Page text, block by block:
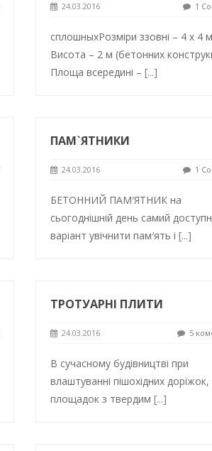
24.03.2016 1
сплошныхРозміри ззовні – 4 х 4
Висота – 2 м (бетонних
Площа всередині – [...]
ПАМ`ЯТНИКИ
24.03.2016 1
БЕТОННИЙ ПАМ′ЯТНИК на
сьогоднішній день самий
варіант увічнити пам′ять і [...]
ТРОТУАРНІ ПЛИТИ
24.03.2016 5
В сучасному будівництві при
влаштуванні пішохідних доріжок,
площадок з твердим [...]